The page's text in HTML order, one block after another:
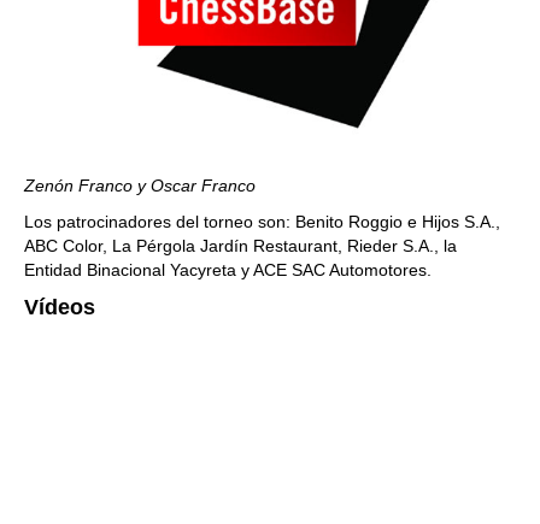
Zenón Franco y Oscar Franco
Los patrocinadores del torneo son: Benito Roggio e Hijos S.A.,
ABC Color, La Pérgola Jardín Restaurant, Rieder S.A., la
Entidad Binacional Yacyreta y ACE SAC Automotores.
Vídeos